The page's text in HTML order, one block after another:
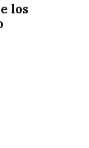
los